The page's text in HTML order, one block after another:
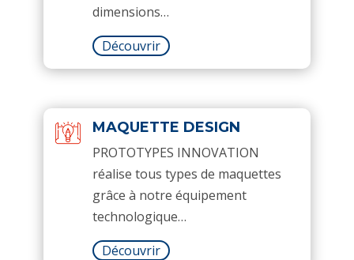
dimensions…
Découvrir
MAQUETTE DESIGN
PROTOTYPES INNOVATION
réalise tous types de maquettes
grâce à notre équipement
technologique…
Découvrir